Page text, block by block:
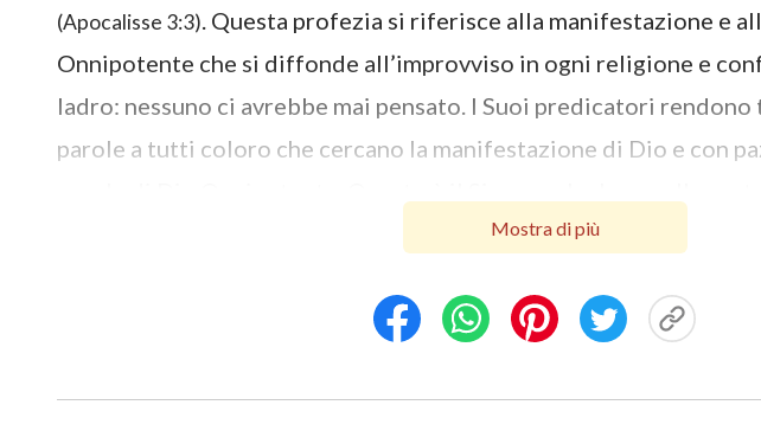
(Apocalisse 3:3). Questa profezia si riferisce alla manifestazione e
Onnipotente che si diffonde all’improvviso in ogni religione e
ladro: nessuno ci avrebbe mai pensato. I Suoi predicatori
parole a tutti coloro che cercano la manifestazione di Dio e con
manifestazione e dell’inizio della Sua opera, Dio Onnipotente è
resistenza, la condanna e il rifiuto folli del mondo religioso. Ci
Onnipotente online. Ciò adempie completamente la profezia
Mostra di più